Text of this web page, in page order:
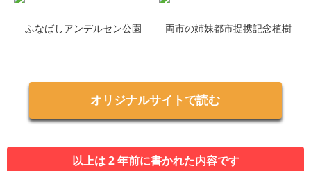
ふなばしアンデルセン公園 両市の姉妹都市提携記念植樹
オリジナルサイトで読む
以上は 2 年前に書かれた内容です